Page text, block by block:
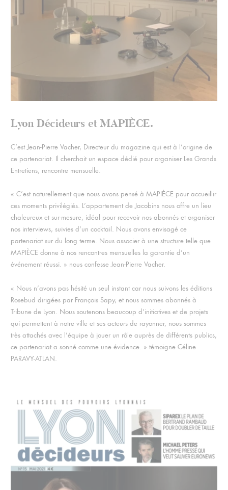
Lyon Décideurs et MAPIÈCE.
C’est Jean-Pierre Vacher, Directeur du magazine qui est à l’origine de
ce partenariat. Il cherchait un espace dédié pour organiser Les Grands
Entretiens, rencontre mensuelle.
« C’est naturellement que nous avons pensé à MAPIÈCE pour accueillir
ces moments privilégiés. L’appartement de Jacobins nous offre un lieu
chaleureux et sur-mesure, idéal pour recevoir nos abonnés et organiser
nos interviews, suivies d’un cocktail. Nous avons envisagé ce
partenariat sur du long terme. Nous associer à une structure telle que
MAPIÈCE donne à nos rencontres mensuelles la garantie d’un
événement réussi. » nous confesse Jean-Pierre Vacher.
« Nous n’avons pas hésité un seul instant car nous suivons les éditions
Rosebud dirigées par François Sapy, et nous sommes abonnés à
Tribune de Lyon. Nous soutenons beaucoup d’initiatives et de projets
qui permettent à notre ville et ses acteurs de rayonner, nous sommes
très attachés avec l’équipe à jouer un rôle auprès de différents publics,
ce partenariat a sonné comme une évidence. » témoigne Céline
PARAVY-ATLAN.